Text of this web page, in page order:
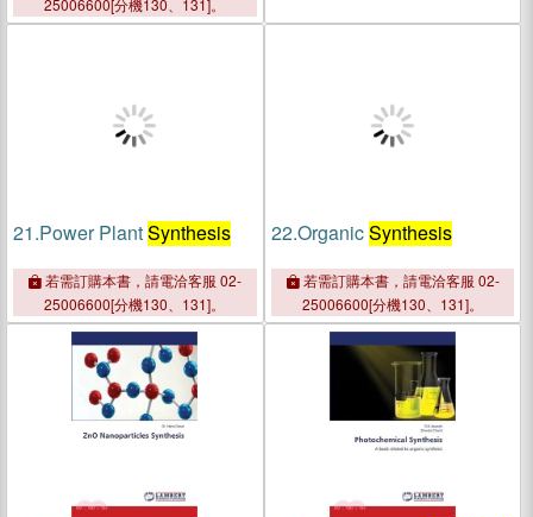
25006600[分機130、131]。
21.Power PlantSynthesis
若需訂購本書，請電洽客服 02-
25006600[分機130、131]。
22.OrganicSynthesis
若需訂購本書，請電洽客服 02-
25006600[分機130、131]。